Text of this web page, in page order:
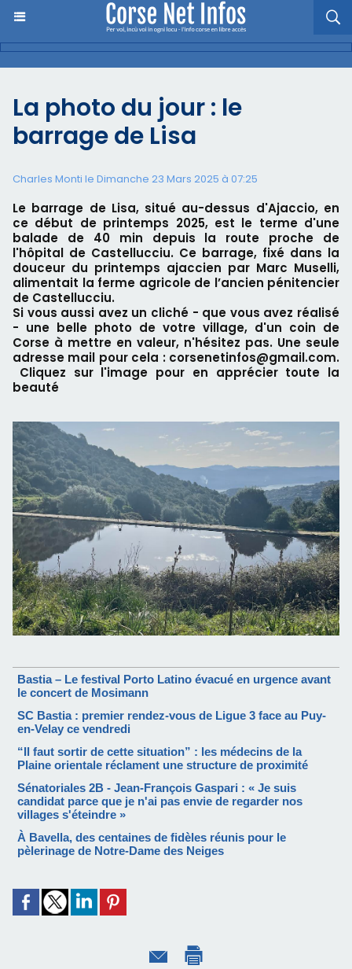
La photo du jour : le
barrage de Lisa
Charles Monti le Dimanche 23 Mars 2025 à 07:25
Le barrage de Lisa, situé au-dessus d'Ajaccio, en
ce début de printemps 2025, est le terme d'une
balade de 40 min depuis la route proche de
l'hôpital de Castellucciu. Ce barrage, fixé dans la
douceur du printemps ajaccien par Marc Muselli,
alimentait la ferme agricole de l’ancien pénitencier
de Castellucciu.
Si vous aussi avez un cliché - que vous avez réalisé
- une belle photo de votre village, d'un coin de
Corse à mettre en valeur, n'hésitez pas. Une seule
adresse mail pour cela : corsenetinfos@gmail.com.
Cliquez sur l'image pour en apprécier toute la
beauté
Bastia – Le festival Porto Latino évacué en urgence avant
le concert de Mosimann
SC Bastia : premier rendez-vous de Ligue 3 face au Puy-
en-Velay ce vendredi
“Il faut sortir de cette situation” : les médecins de la
Plaine orientale réclament une structure de proximité
Sénatoriales 2B - Jean-François Gaspari : « Je suis
candidat parce que je n'ai pas envie de regarder nos
villages s'éteindre »
À Bavella, des centaines de fidèles réunis pour le
pèlerinage de Notre-Dame des Neiges